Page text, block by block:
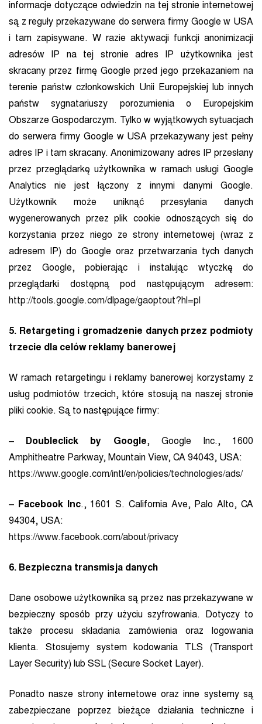
informacje dotyczące odwiedzin na tej stronie internetowej
są z reguły przekazywane do serwera firmy Google w USA
i tam zapisywane. W razie aktywacji funkcji anonimizacji
adresów IP na tej stronie adres IP użytkownika jest
skracany przez firmę Google przed jego przekazaniem na
terenie państw członkowskich Unii Europejskiej lub innych
państw sygnatariuszy porozumienia o Europejskim
Obszarze Gospodarczym. Tylko w wyjątkowych sytuacjach
do serwera firmy Google w USA przekazywany jest pełny
adres IP i tam skracany. Anonimizowany adres IP przesłany
przez przeglądarkę użytkownika w ramach usługi Google
Analytics nie jest łączony z innymi danymi Google.
Użytkownik może uniknąć przesyłania danych
wygenerowanych przez plik cookie odnoszących się do
korzystania przez niego ze strony internetowej (wraz z
adresem IP) do Google oraz przetwarzania tych danych
przez Google, pobierając i instalując wtyczkę do
przeglądarki dostępną pod następującym adresem:
http://tools.google.com/dlpage/gaoptout?hl=pl
5. Retargeting i gromadzenie danych przez podmioty
trzecie dla celów reklamy banerowej
W ramach retargetingu i reklamy banerowej korzystamy z
usług podmiotów trzecich, które stosują na naszej stronie
pliki cookie. Są to następujące firmy:
– Doubleclick by Google, Google Inc., 1600
Amphitheatre Parkway, Mountain View, CA 94043, USA:
https://www.google.com/intl/en/policies/technologies/ads/
– Facebook Inc., 1601 S. California Ave, Palo Alto, CA
94304, USA:
https://www.facebook.com/about/privacy
6. Bezpieczna transmisja danych
Dane osobowe użytkownika są przez nas przekazywane w
bezpieczny sposób przy użyciu szyfrowania. Dotyczy to
także procesu składania zamówienia oraz logowania
klienta. Stosujemy system kodowania TLS (Transport
Layer Security) lub SSL (Secure Socket Layer).
Ponadto nasze strony internetowe oraz inne systemy są
zabezpieczane poprzez bieżące działania techniczne i